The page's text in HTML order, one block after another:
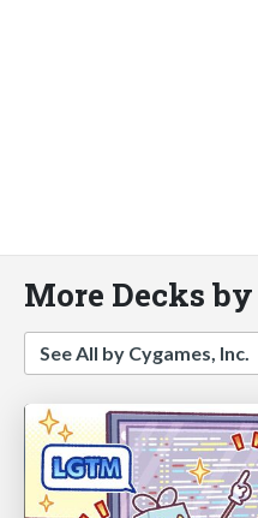
More Decks
See All by Cygames, Inc.